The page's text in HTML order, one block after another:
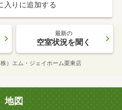
入りに追加する
最新の
空室状況を聞く
株）エム・ジェイホーム栗東店
地図